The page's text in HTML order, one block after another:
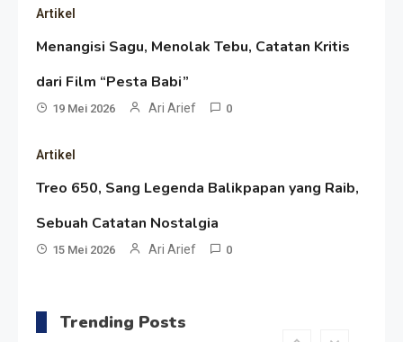
Artikel
Menangisi Sagu, Menolak Tebu, Catatan Kritis
dari Film “Pesta Babi”
19 Mei 2026 Ari Arief 0
Artikel
Treo 650, Sang Legenda Balikpapan yang Raib,
Sebuah Catatan Nostalgia
15 Mei 2026 Ari Arief 0
Trending Posts
Non-Blok ke Go-Blok!
Menelusuri Akar Sejarah Ulang
Tahun PPU, Pertentangan
Pengesahan UU 7/2002
Gareng Lebih Sibuk Orasi
Artikel
Melambai, Upaya Ronggeng